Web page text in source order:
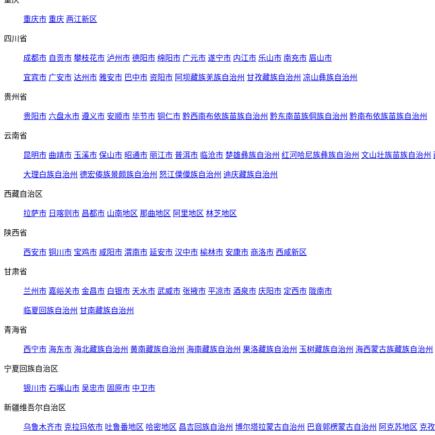
重庆市 重庆 两江新区
四川省
成都市 自贡市 攀枝花市 泸州市 德阳市 绵阳市 广元市 遂宁市 内江市 乐山市 南充市 眉山市
宜宾市 广安市 达州市 雅安市 巴中市 资阳市 阿坝藏族羌族自治州 甘孜藏族自治州 凉山彝族自治州
贵州省
贵阳市 六盘水市 遵义市 安顺市 毕节市 铜仁市 黔西南布依族苗族自治州 黔东南苗族侗族自治州 黔南布依族苗族自治州
云南省
昆明市 曲靖市 玉溪市 保山市 昭通市 丽江市 普洱市 临沧市 楚雄彝族自治州 红河哈尼族彝族自治州 文山壮族苗族自治州
大理白族自治州 德宏傣族景颇族自治州 怒江傈僳族自治州 迪庆藏族自治州
西藏自治区
拉萨市 日喀则市 昌都市 山南地区 那曲地区 阿里地区 林芝地区
陕西省
西安市 铜川市 宝鸡市 咸阳市 渭南市 延安市 汉中市 榆林市 安康市 商洛市 西咸新区
甘肃省
兰州市 嘉峪关市 金昌市 白银市 天水市 武威市 张掖市 平凉市 酒泉市 庆阳市 定西市 陇南市
临夏回族自治州 甘南藏族自治州
青海省
西宁市 海东市 海北藏族自治州 黄南藏族自治州 海南藏族自治州 果洛藏族自治州 玉树藏族自治州 海西蒙古族藏族自治州
宁夏回族自治区
银川市 石嘴山市 吴忠市 固原市 中卫市
新疆维吾尔自治区
乌鲁木齐市 克拉玛依市 吐鲁番地区 哈密地区 昌吉回族自治州 博尔塔拉蒙古自治州 巴音郭楞蒙古自治州 阿克苏地区 克